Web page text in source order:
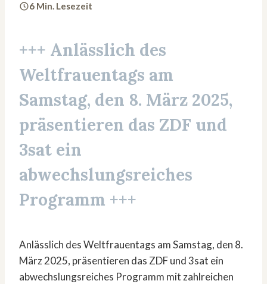
6 Min. Lesezeit
+++ Anlässlich des
Weltfrauentags am
Samstag, den 8. März 2025,
präsentieren das ZDF und
3sat ein
abwechslungsreiches
Programm +++
Anlässlich des Weltfrauentags am Samstag, den 8.
März 2025, präsentieren das ZDF und 3sat ein
abwechslungsreiches Programm mit zahlreichen